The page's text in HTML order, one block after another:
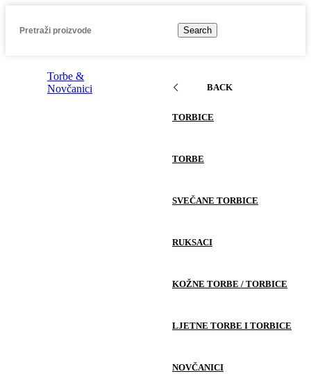
Search
Torbe &
Novčanici
BACK
TORBICE
TORBE
SVEČANE TORBICE
RUKSACI
KOŽNE TORBE / TORBICE
LJETNE TORBE I TORBICE
NOVČANICI